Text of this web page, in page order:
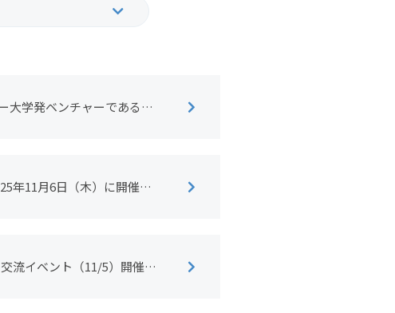
学発ベンチャーである
年11月6日（木）に開催し
流イベント（11/5）開催の